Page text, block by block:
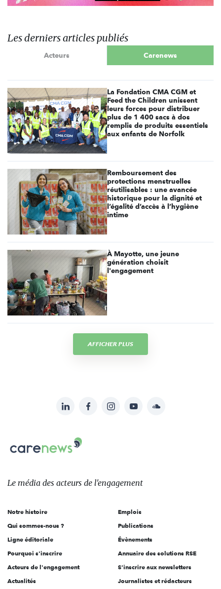
Les derniers articles publiés
Acteurs Carenews
La Fondation CMA CGM et
Feed the Children unissent
leurs forces pour distribuer
plus de 1 400 sacs à dos
remplis de produits essentiels
aux enfants de Norfolk
Remboursement des
protections menstruelles
réutilisables : une avancée
historique pour la dignité et
l’égalité d’accès à l’hygiène
intime
À Mayotte, une jeune
génération choisit
l'engagement
AFFICHER PLUS
sur:
LinkedInFacebookInstagramYouTubeSoundcloud
Le
des
l'engagement
Le média des acteurs de l'engagement
Notre histoire
Qui sommes-nous ?
Ligne éditoriale
Pourquoi s'inscrire
Acteurs de l'engagement
Actualités
Emplois
Publications
Évènements
Annuaire des solutions RSE
S'inscrire aux newsletters
Journalistes et rédacteurs